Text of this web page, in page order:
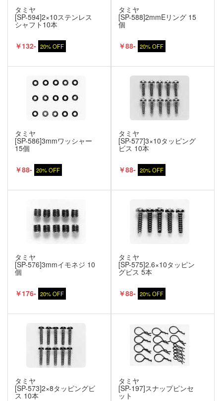
タミヤ
[SP-594]2×10ステンレス
シャフト10本
￥132- 20% OFF
タミヤ
[SP-588]2mmEリング 15
個
￥88- 20% OFF
タミヤ
[SP-586]3mmワッシャー
15個
￥88- 20% OFF
タミヤ
[SP-577]3×10タッピング
ビス 10本
￥88- 20% OFF
タミヤ
[SP-576]3mmイモネジ 10
個
￥176- 20% OFF
タミヤ
[SP-575]2.6×10タッピン
グビス 5本
￥88- 20% OFF
タミヤ
[SP-573]2×8タッピングビ
ス 10本
タミヤ
[SP-197]スナップピンセ
ット